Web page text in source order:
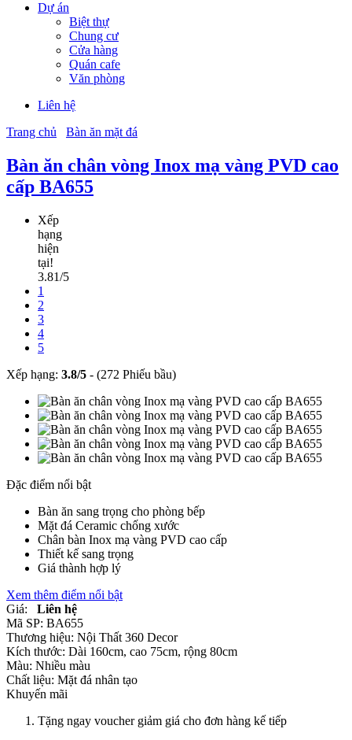
Dự án
Biệt thự
Chung cư
Cửa hàng
Quán cafe
Văn phòng
Liên hệ
Trang chủ
Bàn ăn mặt đá
Bàn ăn chân vòng Inox mạ vàng PVD cao
cấp BA655
Xếp
hạng
hiện
tại!
3.81/5
1
2
3
4
5
Xếp hạng: 3.8/5 - (272 Phiếu bầu)
Đặc điểm nổi bật
Bàn ăn sang trọng cho phòng bếp
Mặt đá Ceramic chống xước
Chân bàn Inox mạ vàng PVD cao cấp
Thiết kế sang trọng
Giá thành hợp lý
Xem thêm điểm nổi bật
Giá:
Liên hệ
Mã SP: BA655
Thương hiệu: Nội Thất 360 Decor
Kích thước: Dài 160cm, cao 75cm, rộng 80cm
Màu: Nhiều màu
Chất liệu: Mặt đá nhân tạo
Khuyến mãi
Tặng ngay voucher giảm giá cho đơn hàng kế tiếp